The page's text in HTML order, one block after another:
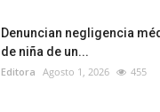
Denuncian negligencia
de niña de un...
Editora Agosto 1, 2026 455